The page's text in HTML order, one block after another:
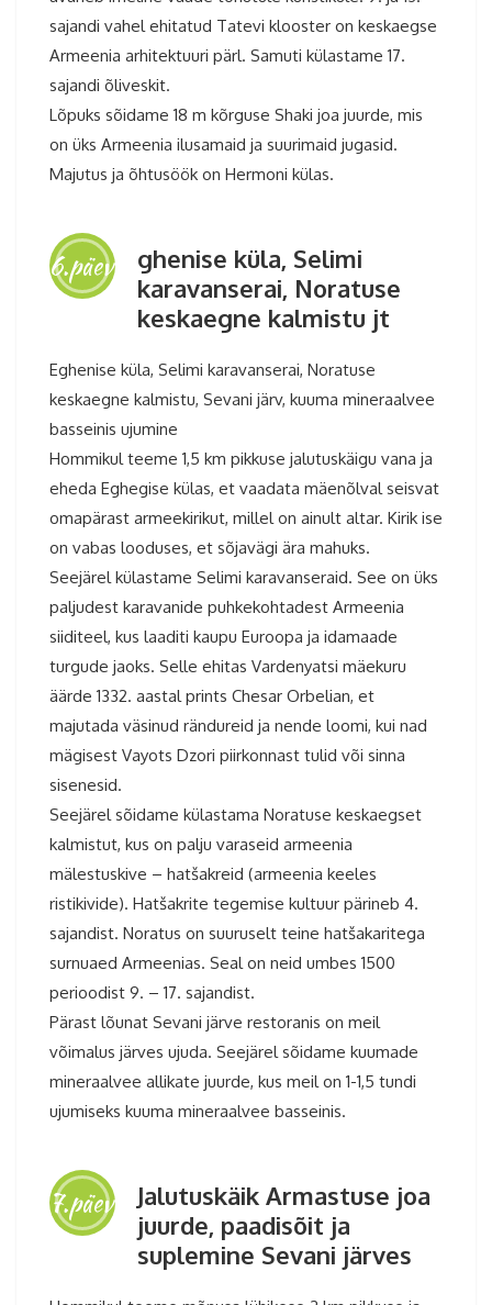
sajandi vahel ehitatud Tatevi klooster on keskaegse
Armeenia arhitektuuri pärl. Samuti külastame 17.
sajandi õliveskit.
Lõpuks sõidame 18 m kõrguse Shaki joa juurde, mis
on üks Armeenia ilusamaid ja suurimaid jugasid.
Majutus ja õhtusöök on Hermoni külas.
6.päev
ghenise küla, Selimi
karavanserai, Noratuse
keskaegne kalmistu jt
Eghenise küla, Selimi karavanserai, Noratuse
keskaegne kalmistu, Sevani järv, kuuma mineraalvee
basseinis ujumine
Hommikul teeme 1,5 km pikkuse jalutuskäigu vana ja
eheda Eghegise külas, et vaadata mäenõlval seisvat
omapärast armeekirikut, millel on ainult altar. Kirik ise
on vabas looduses, et sõjavägi ära mahuks.
Seejärel külastame Selimi karavanseraid. See on üks
paljudest karavanide puhkekohtadest Armeenia
siiditeel, kus laaditi kaupu Euroopa ja idamaade
turgude jaoks. Selle ehitas Vardenyatsi mäekuru
äärde 1332. aastal prints Chesar Orbelian, et
majutada väsinud rändureid ja nende loomi, kui nad
mägisest Vayots Dzori piirkonnast tulid või sinna
sisenesid.
Seejärel sõidame külastama Noratuse keskaegset
kalmistut, kus on palju varaseid armeenia
mälestuskive – hatšakreid (armeenia keeles
ristikivide). Hatšakrite tegemise kultuur pärineb 4.
sajandist. Noratus on suuruselt teine hatšakaritega
surnuaed Armeenias. Seal on neid umbes 1500
perioodist 9. – 17. sajandist.
Pärast lõunat Sevani järve restoranis on meil
võimalus järves ujuda. Seejärel sõidame kuumade
mineraalvee allikate juurde, kus meil on 1-1,5 tundi
ujumiseks kuuma mineraalvee basseinis.
7.päev
Jalutuskäik Armastuse joa
juurde, paadisõit ja
suplemine Sevani järves